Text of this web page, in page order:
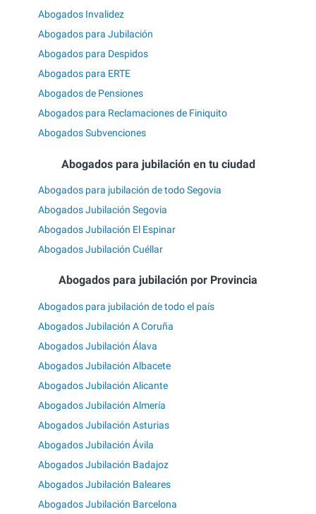
Abogados Invalidez
Abogados para Jubilación
Abogados para Despidos
Abogados para ERTE
Abogados de Pensiones
Abogados para Reclamaciones de Finiquito
Abogados Subvenciones
Abogados para jubilación en tu ciudad
Abogados para jubilación de todo Segovia
Abogados Jubilación Segovia
Abogados Jubilación El Espinar
Abogados Jubilación Cuéllar
Abogados para jubilación por Provincia
Abogados para jubilación de todo el país
Abogados Jubilación A Coruña
Abogados Jubilación Álava
Abogados Jubilación Albacete
Abogados Jubilación Alicante
Abogados Jubilación Almería
Abogados Jubilación Asturias
Abogados Jubilación Ávila
Abogados Jubilación Badajoz
Abogados Jubilación Baleares
Abogados Jubilación Barcelona